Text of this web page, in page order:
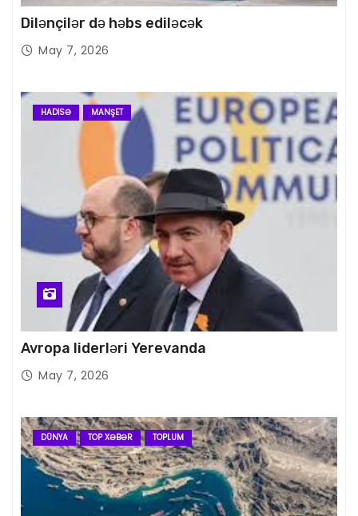
Dilənçilər də həbs ediləcək
May 7, 2026
HADISƏ MANŞET
Avropa liderləri Yerevanda
May 7, 2026
DÜNYA TOP XƏBƏR TOPLUM